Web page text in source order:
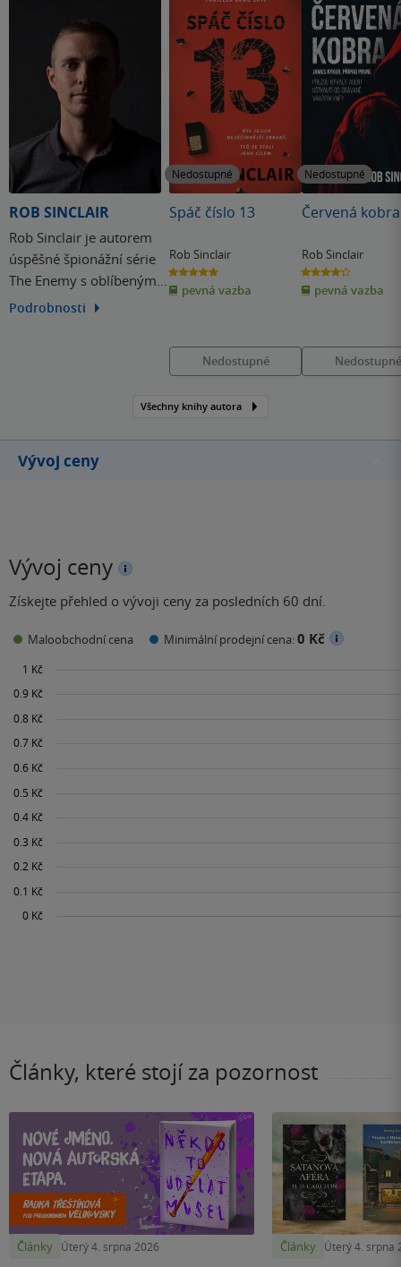
ROB SINCLAIR
Rob Sinclair je autorem
úspěšné špionážní série
The Enemy s oblíbeným
protagonistou Carlem
Podrobnosti
Nedostupné
Spáč číslo 13
Rob Sinclair
5.0
z
5
hvězdiček
pevná vazba
Nedostupné
Nedostupné
Červená kobra
Rob Sinclair
4.3
z
5
hvězdiček
pevná vazba
Nedostupné
Všechny knihy autora
Vývoj ceny
Vývoj ceny
Získejte přehled o vývoji ceny za posledních 60 dní.
Maloobchodní cena Minimální prodejní cena:0 Kč
Články, které stojí za pozornost
Články Úterý 4. srpna 2026 Články Úterý 4. srpna